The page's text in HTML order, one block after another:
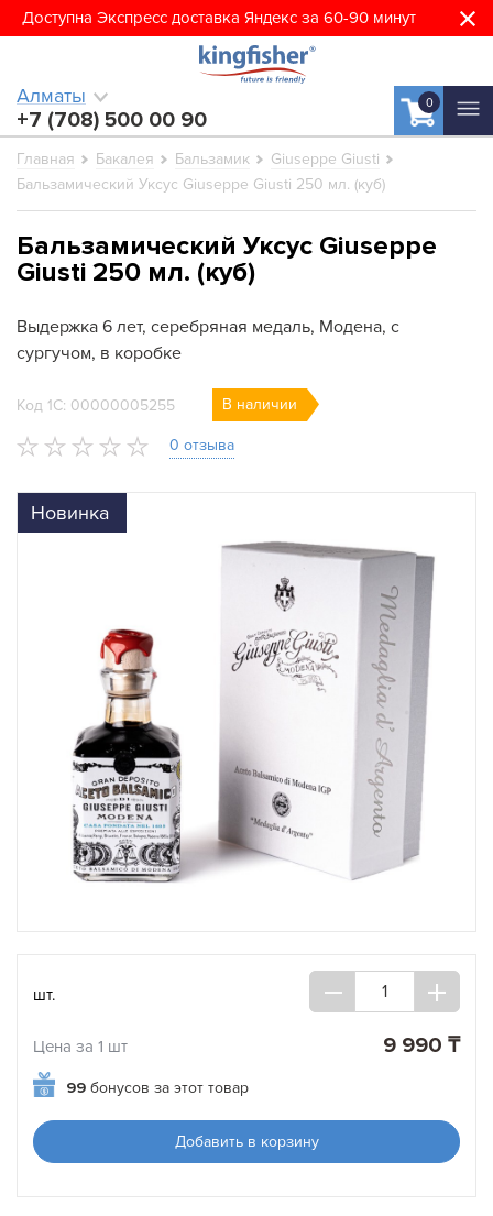
Доступна Экспресс доставка Яндекс за 60-90 минут
0
Алматы
+7 (708) 500 00 90
Главная Бакалея Бальзамик
Giuseppe Giusti
Бальзамический Уксус Giuseppe Giusti 250 мл. (куб)
Бальзамический Уксус Giuseppe
Giusti 250 мл. (куб)
Выдержка 6 лет, серебряная медаль, Модена, с
сургучом, в коробке
Код 1С: 00000005255 В наличии
0 отзыва
Новинка
шт.
Цена за 1 шт 9 990 ₸
99 бонусов за этот товар
Добавить в корзину